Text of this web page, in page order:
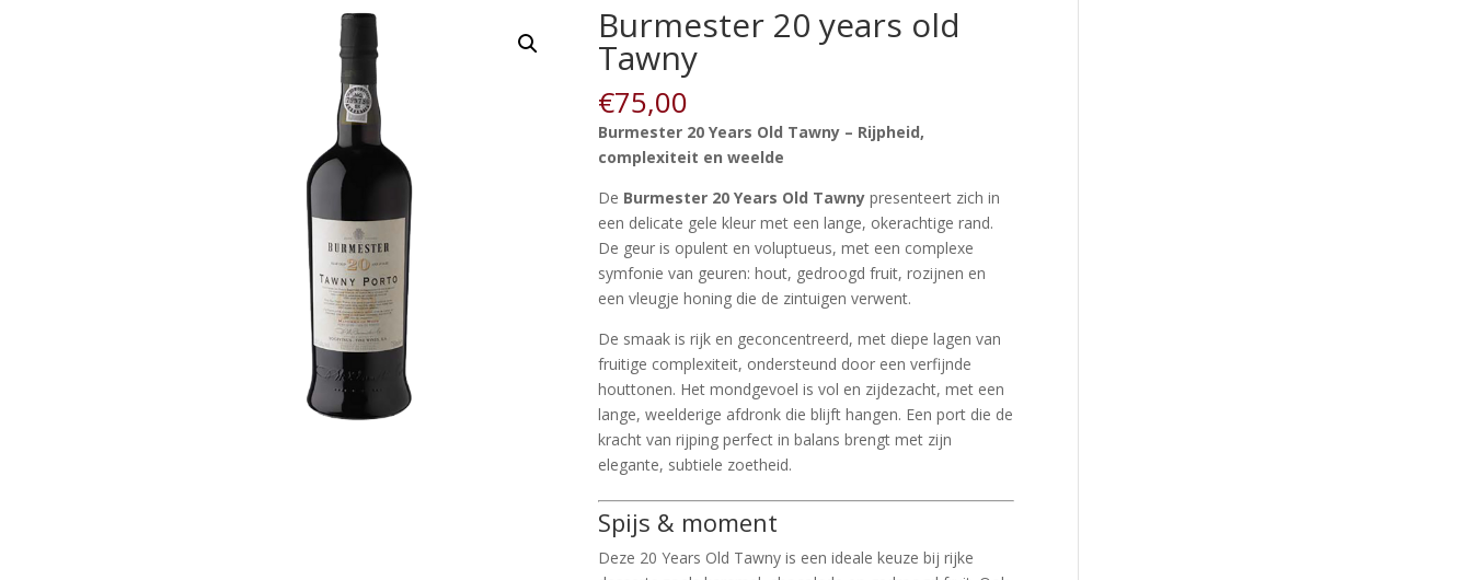
Burmester 20 years old
Tawny
€75,00
Burmester 20 Years Old Tawny – Rijpheid,
complexiteit en weelde
De Burmester 20 Years Old Tawny presenteert zich in
een delicate gele kleur met een lange, okerachtige rand.
De geur is opulent en voluptueus, met een complexe
symfonie van geuren: hout, gedroogd fruit, rozijnen en
een vleugje honing die de zintuigen verwent.
De smaak is rijk en geconcentreerd, met diepe lagen van
fruitige complexiteit, ondersteund door een verfijnde
houttonen. Het mondgevoel is vol en zijdezacht, met een
lange, weelderige afdronk die blijft hangen. Een port die de
kracht van rijping perfect in balans brengt met zijn
elegante, subtiele zoetheid.
Spijs & moment
Deze 20 Years Old Tawny is een ideale keuze bij rijke